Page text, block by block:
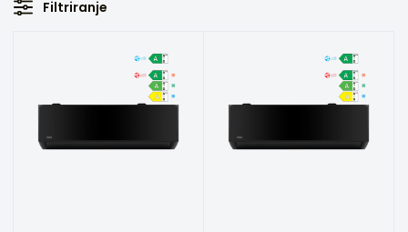
Filtriranje